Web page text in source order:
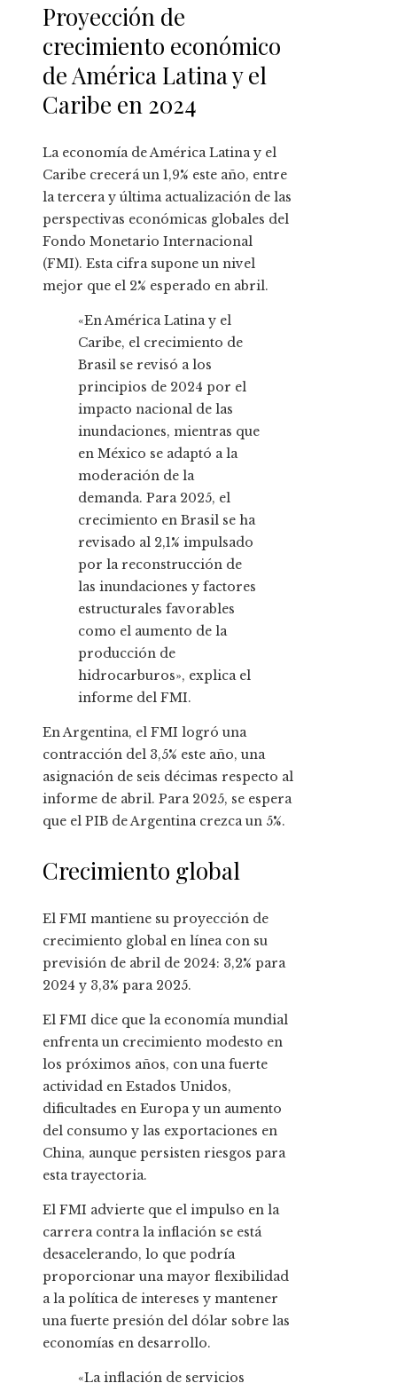
Proyección de
crecimiento económico
de América Latina y el
Caribe en 2024
La economía de América Latina y el
Caribe crecerá un 1,9% este año, entre
la tercera y última actualización de las
perspectivas económicas globales del
Fondo Monetario Internacional
(FMI). Esta cifra supone un nivel
mejor que el 2% esperado en abril.
«En América Latina y el
Caribe, el crecimiento de
Brasil se revisó a los
principios de 2024 por el
impacto nacional de las
inundaciones, mientras que
en México se adaptó a la
moderación de la
demanda. Para 2025, el
crecimiento en Brasil se ha
revisado al 2,1% impulsado
por la reconstrucción de
las inundaciones y factores
estructurales favorables
como el aumento de la
producción de
hidrocarburos», explica el
informe del FMI.
En Argentina, el FMI logró una
contracción del 3,5% este año, una
asignación de seis décimas respecto al
informe de abril. Para 2025, se espera
que el PIB de Argentina crezca un 5%.
Crecimiento global
El FMI mantiene su proyección de
crecimiento global en línea con su
previsión de abril de 2024: 3,2% para
2024 y 3,3% para 2025.
El FMI dice que la economía mundial
enfrenta un crecimiento modesto en
los próximos años, con una fuerte
actividad en Estados Unidos,
dificultades en Europa y un aumento
del consumo y las exportaciones en
China, aunque persisten riesgos para
esta trayectoria.
El FMI advierte que el impulso en la
carrera contra la inflación se está
desacelerando, lo que podría
proporcionar una mayor flexibilidad
a la política de intereses y mantener
una fuerte presión del dólar sobre las
economías en desarrollo.
«La inflación de servicios